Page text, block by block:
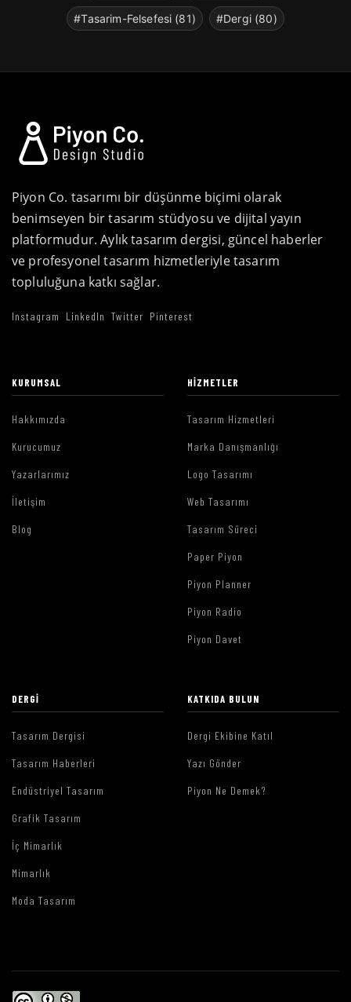
#Tasarim-Felsefesi (81) #Dergi (80)
Piyon Co. tasarımı bir düşünme biçimi olarak
benimseyen bir tasarım stüdyosu ve dijital yayın
platformudur. Aylık tasarım dergisi, güncel haberler
ve profesyonel tasarım hizmetleriyle tasarım
topluluğuna katkı sağlar.
Instagram LinkedIn Twitter Pinterest
KURUMSAL
Hakkımızda
Kurucumuz
Yazarlarımız
İletişim
Blog
HIZMETLER
Tasarım Hizmetleri
Marka Danışmanlığı
Logo Tasarımı
Web Tasarımı
Tasarım Süreci
Paper Piyon
Piyon Planner
Piyon Radio
Piyon Davet
DERGI
Tasarım Dergisi
Tasarım Haberleri
Endüstriyel Tasarım
Grafik Tasarım
İç Mimarlık
Mimarlık
Moda Tasarım
KATKIDA BULUN
Dergi Ekibine Katıl
Yazı Gönder
Piyon Ne Demek?